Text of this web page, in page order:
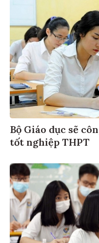
Bộ Giáo dục sẽ
tốt nghiệp THPT